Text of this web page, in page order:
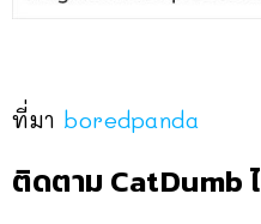
ที่มา boredpanda
ติดตาม CatDumb